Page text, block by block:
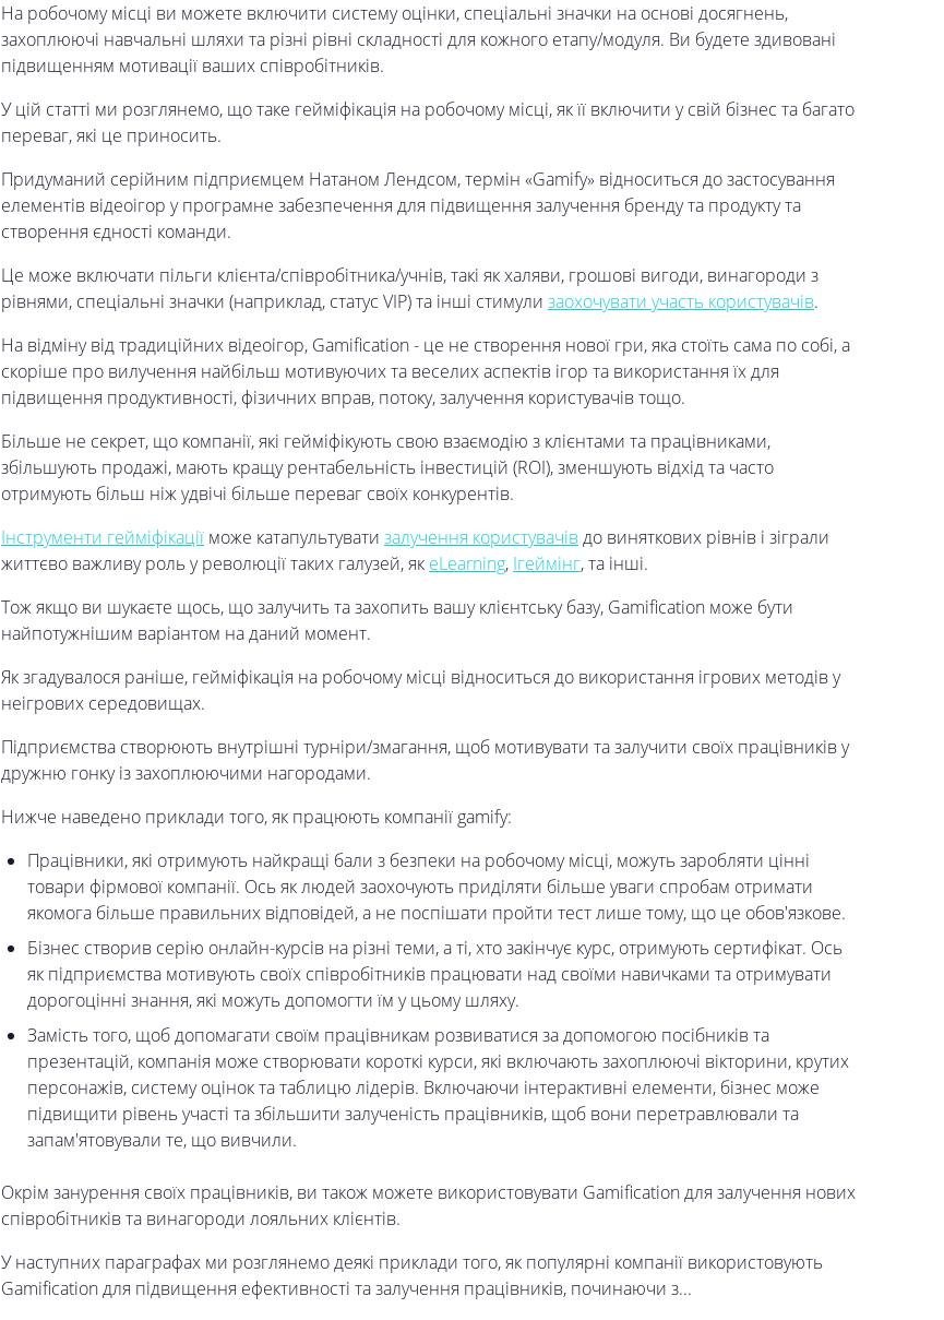
На робочому місці ви можете включити систему оцінки, спеціальні значки на основі досягнень,
захоплюючі навчальні шляхи та різні рівні складності для кожного етапу/модуля. Ви будете здивовані
підвищенням мотивації ваших співробітників.
У цій статті ми розглянемо, що таке гейміфікація на робочому місці, як її включити у свій бізнес та багато
переваг, які це приносить.
Придуманий серійним підприємцем Натаном Лендсом, термін «Gamify» відноситься до застосування
елементів відеоігор у програмне забезпечення для підвищення залучення бренду та продукту та
створення єдності команди.
Це може включати пільги клієнта/співробітника/учнів, такі як халяви, грошові вигоди, винагороди з
рівнями, спеціальні значки (наприклад, статус VIP) та інші стимули заохочувати участь користувачів.
На відміну від традиційних відеоігор, Gamification - це не створення нової гри, яка стоїть сама по собі, а
скоріше про вилучення найбільш мотивуючих та веселих аспектів ігор та використання їх для
підвищення продуктивності, фізичних вправ, потоку, залучення користувачів тощо.
Більше не секрет, що компанії, які гейміфікують свою взаємодію з клієнтами та працівниками,
збільшують продажі, мають кращу рентабельність інвестицій (ROI), зменшують відхід та часто
отримують більш ніж удвічі більше переваг своїх конкурентів.
Інструменти гейміфікації може катапультувати залучення користувачівдо виняткових рівнів і зіграли
життєво важливу роль у революції таких галузей, як eLearning, Ігеймінг, та інші.
Тож якщо ви шукаєте щось, що залучить та захопить вашу клієнтську базу, Gamification може бути
найпотужнішим варіантом на даний момент.
Як згадувалося раніше, гейміфікація на робочому місці відноситься до використання ігрових методів у
неігрових середовищах.
Підприємства створюють внутрішні турніри/змагання, щоб мотивувати та залучити своїх працівників у
дружню гонку із захоплюючими нагородами.
Нижче наведено приклади того, як працюють компанії gamify:
Працівники, які отримують найкращі бали з безпеки на робочому місці, можуть заробляти цінні
товари фірмової компанії. Ось як людей заохочують приділяти більше уваги спробам отримати
якомога більше правильних відповідей, а не поспішати пройти тест лише тому, що це обов'язкове.
Бізнес створив серію онлайн-курсів на різні теми, а ті, хто закінчує курс, отримують сертифікат. Ось
як підприємства мотивують своїх співробітників працювати над своїми навичками та отримувати
дорогоцінні знання, які можуть допомогти їм у цьому шляху.
Замість того, щоб допомагати своїм працівникам розвиватися за допомогою посібників та
презентацій, компанія може створювати короткі курси, які включають захоплюючі вікторини, крутих
персонажів, систему оцінок та таблицю лідерів. Включаючи інтерактивні елементи, бізнес може
підвищити рівень участі та збільшити залученість працівників, щоб вони перетравлювали та
запам'ятовували те, що вивчили.
Окрім занурення своїх працівників, ви також можете використовувати Gamification для залучення нових
співробітників та винагороди лояльних клієнтів.
У наступних параграфах ми розглянемо деякі приклади того, як популярні компанії використовують
Gamification для підвищення ефективності та залучення працівників, починаючи з...